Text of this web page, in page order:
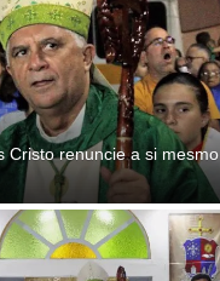
Cristo renuncie a si mesmo